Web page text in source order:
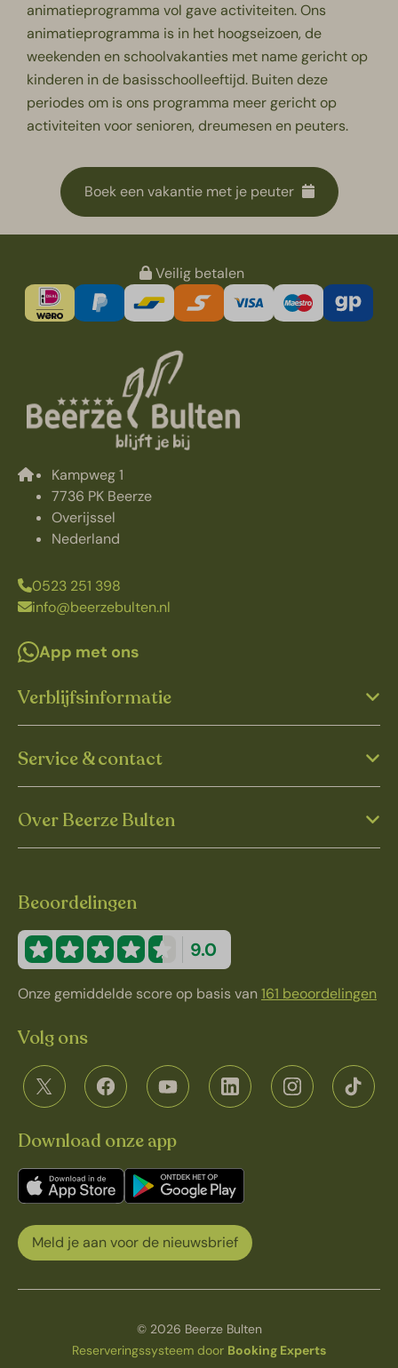
animatieprogramma vol gave activiteiten. Ons
animatieprogramma is in het hoogseizoen, de
weekenden en schoolvakanties met name gericht op
kinderen in de basisschoolleeftijd. Buiten deze
periodes om is ons programma meer gericht op
activiteiten voor senioren, dreumesen en peuters.
Boek een vakantie met je peuter
Veilig betalen
Kampweg 1
7736 PK Beerze
Overijssel
Nederland
0523 251 398
info@beerzebulten.nl
App met ons
Verblijfsinformatie
Service & contact
Over Beerze Bulten
Beoordelingen
9.0
Onze gemiddelde score op basis van161 beoordelingen
Volg ons
Download onze app
Meld je aan voor de nieuwsbrief
© 2026 Beerze Bulten
Reserveringssysteem door Booking Experts